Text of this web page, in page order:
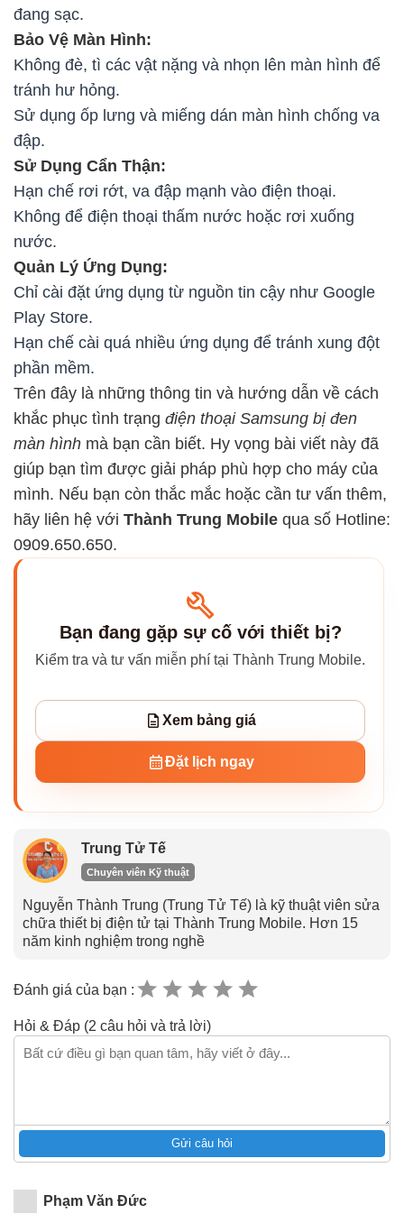
đang sạc.
Bảo Vệ Màn Hình:
Không đè, tì các vật nặng và nhọn lên màn hình để
tránh hư hỏng.
Sử dụng ốp lưng và miếng dán màn hình chống va
đập.
Sử Dụng Cẩn Thận:
Hạn chế rơi rớt, va đập mạnh vào điện thoại.
Không để điện thoại thấm nước hoặc rơi xuống
nước.
Quản Lý Ứng Dụng:
Chỉ cài đặt ứng dụng từ nguồn tin cậy như Google
Play Store.
Hạn chế cài quá nhiều ứng dụng để tránh xung đột
phần mềm.
Trên đây là những thông tin và hướng dẫn về cách
khắc phục tình trạng điện thoại Samsung bị đen
màn hình mà bạn cần biết. Hy vọng bài viết này đã
giúp bạn tìm được giải pháp phù hợp cho máy của
mình. Nếu bạn còn thắc mắc hoặc cần tư vấn thêm,
hãy liên hệ với Thành Trung Mobile qua số Hotline:
0909.650.650.
Bạn đang gặp sự cố với thiết bị?
Kiểm tra và tư vấn miễn phí tại Thành Trung Mobile.
Xem bảng giá
Đặt lịch ngay
Trung Tử Tế
Chuyên viên Kỹ thuật
Nguyễn Thành Trung (Trung Tử Tế) là kỹ thuật viên sửa
chữa thiết bị điện tử tại Thành Trung Mobile. Hơn 15
năm kinh nghiệm trong nghề
Đánh giá của bạn :
Hỏi & Đáp (2 câu hỏi và trả lời)
Gửi câu hỏi
Phạm Văn Đức